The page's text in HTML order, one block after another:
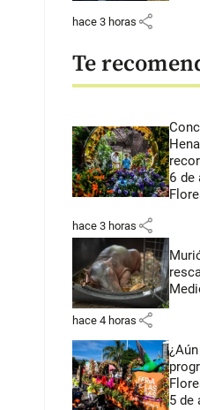
hace 3 horas share
Te
6 de
hace 3 horas share
hace 4 horas share
5 de